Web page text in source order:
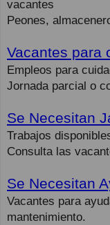
vacantes
Peones,
Vacantes para
Empleos para
Jornada parcial o
Se Necesitan
Trabajos
Consulta las
Se Necesitan
Vacantes para
mantenimiento.